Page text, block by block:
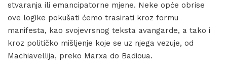
stvaranja ili emancipatorne mjene. Neke opće obrise
ove logike pokušati ćemo trasirati kroz formu
manifesta, kao svojevrsnog teksta avangarde, a tako i
kroz političko mišljenje koje se uz njega vezuje, od
Machiavellija, preko Marxa do Badioua.